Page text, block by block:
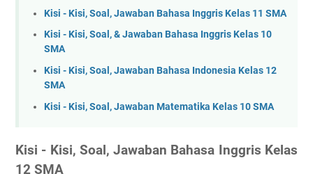
Kisi - Kisi, Soal, Jawaban Bahasa Inggris Kelas 11 SMA
Kisi - Kisi, Soal, & Jawaban Bahasa Inggris Kelas 10
SMA
Kisi - Kisi, Soal, Jawaban Bahasa Indonesia Kelas 12
SMA
Kisi - Kisi, Soal, Jawaban Matematika Kelas 10 SMA
Kisi - Kisi, Soal, Jawaban Bahasa Inggris Kelas
12 SMA